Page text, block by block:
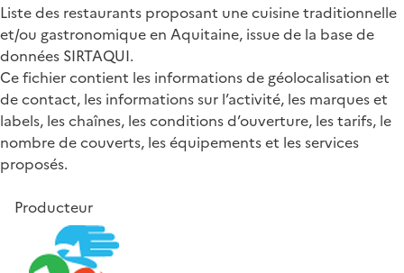
Liste des restaurants proposant une cuisine traditionnelle
et/ou gastronomique en Aquitaine, issue de la base de
données SIRTAQUI.
Ce fichier contient les informations de géolocalisation et
de contact, les informations sur l’activité, les marques et
labels, les chaînes, les conditions d’ouverture, les tarifs, le
nombre de couverts, les équipements et les services
proposés.
Producteur